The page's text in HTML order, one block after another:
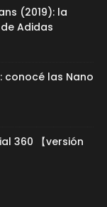
(2019): la
Adidas
las Nano
360 【versión